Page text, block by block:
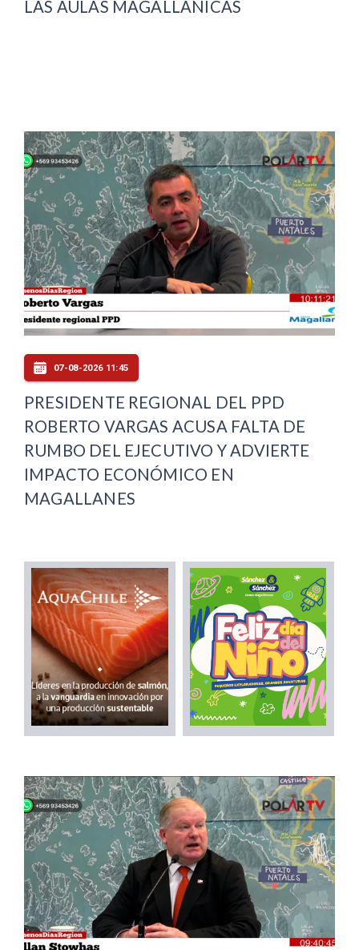
LAS AULAS MAGALLÁNICAS
07-08-2026 11:45
PRESIDENTE REGIONAL DEL PPD
ROBERTO VARGAS ACUSA FALTA DE
RUMBO DEL EJECUTIVO Y ADVIERTE
IMPACTO ECONÓMICO EN
MAGALLANES